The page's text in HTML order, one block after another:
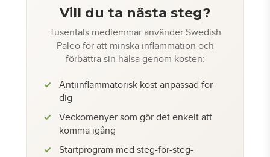
Vill du ta nästa steg?
Tusentals medlemmar använder Swedish
Paleo för att minska inflammation och
förbättra sin hälsa genom kosten:
Antiinflammatorisk kost anpassad för
dig
Veckomenyer som gör det enkelt att
komma igång
Startprogram med steg-för-steg-